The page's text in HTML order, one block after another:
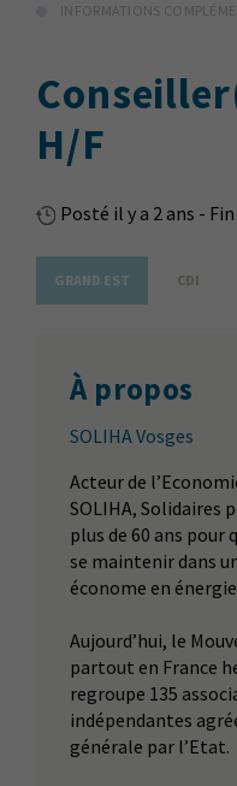
INFORMATIONS
H/F
Posté il y a 2 ans -
GRAND EST CDI
À propos
SOLIHA Vosges
Acteur de
SOLIHA, Solidaires
plus de 60 ans pour
se maintenir dans
économe en
Aujourd’hui, le
partout en France
regroupe 135
indépendantes
générale par l’Etat.